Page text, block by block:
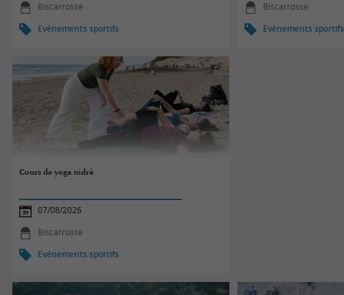
Biscarrosse
Evènements sportifs
Biscarrosse
Evènements sportifs
Cours de yoga nidrà
07/08/2026
Biscarrosse
Evènements sportifs